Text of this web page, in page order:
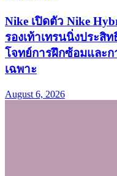
Nike เปิดตัว Nike
รองเท้าเทรนนิ่งประสิ
โจทย์การฝึกซ้อมและ
เฉพาะ
August 6, 2026